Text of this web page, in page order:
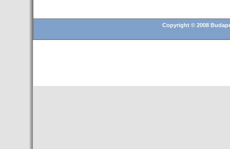
Copyright © 2008